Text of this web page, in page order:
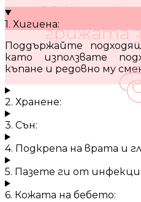
10 кратки
грижата
1. Хигиена:
Поддържайте
като използвате
къпане и редовно му
2. Хранене:
3. Сън:
4. Подкрепа на врата и
5. Пазете ги от
6. Кожата на бебето: